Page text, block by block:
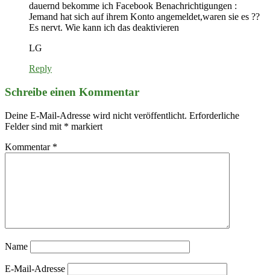
dauernd bekomme ich Facebook Benachrichtigungen :
Jemand hat sich auf ihrem Konto angemeldet,waren sie es ??
Es nervt. Wie kann ich das deaktivieren
LG
Reply
Schreibe einen Kommentar
Deine E-Mail-Adresse wird nicht veröffentlicht. Erforderliche
Felder sind mit * markiert
Kommentar *
Name
E-Mail-Adresse